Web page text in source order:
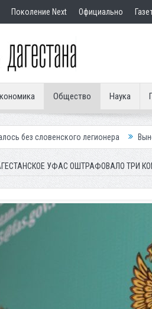
Поколение Next Официально
Общество Наука
легионера Вынесен приговор по
УФАС ОШТРАФОВАЛО ТРИ